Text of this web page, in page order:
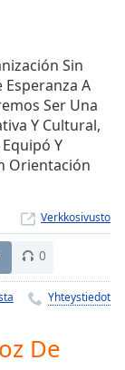
Sin
Esperanza A
Ser Una
Y Cultural,
Y
Orientación
Verkkosivusto
0
Yhteystiedot
De